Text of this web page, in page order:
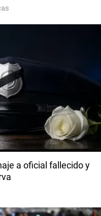
a oficial fallecido y